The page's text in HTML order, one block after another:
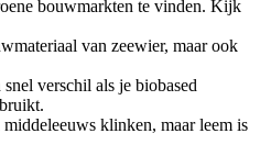
bouwmarkten te vinden. Kijk
van zeewier, maar ook
verschil als je biobased
klinken, maar leem is